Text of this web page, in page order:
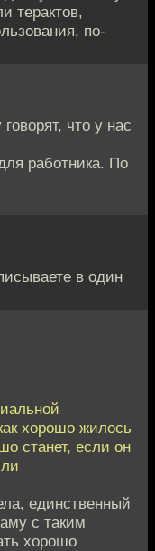
терактов,
по-
что у нас
работника. По
в один
хорошо жилось
станет, если он
единственный
с таким
хорошо